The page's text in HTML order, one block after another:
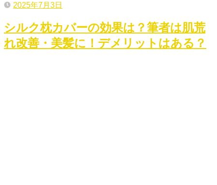
2025年7月3日
シルク枕カバーの効果は？筆者は肌荒
れ改善・美髪に！デメリットはある？